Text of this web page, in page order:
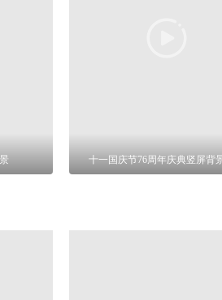
十一国庆节76周年庆典竖屏背